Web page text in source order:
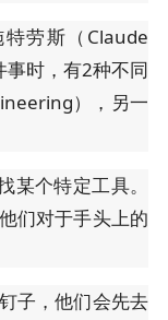
劳斯（Claude
时，有2种不同
），另一
某个特定工具。
们对于手头上的
子，他们会先去